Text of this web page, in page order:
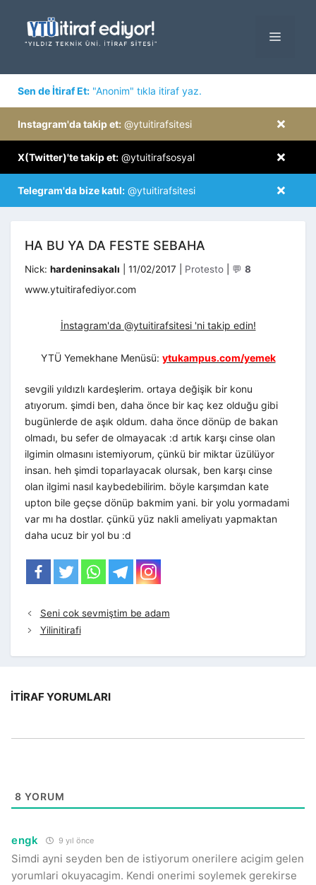
MENÜ
Sen de İtiraf Et: "Anonim" tıkla itiraf yaz.
×
Instagram'da takip et: @ytuitirafsitesi
×
X(Twitter)'te takip et: @ytuitirafsosyal
×
Telegram'da bize katıl: @ytuitirafsitesi
HA BU YA DA FESTE SEBAHA
Nick: hardeninsakalı 11/02/2017 Kategoriler
Protesto 💬 8
www.ytuitirafediyor.com
İnstagram'da @ytuitirafsitesi 'ni takip edin!
YTÜ Yemekhane Menüsü: ytukampus.com/yemek
sevgili yıldızlı kardeşlerim. ortaya değişik bir konu
atıyorum. şimdi ben, daha önce bir kaç kez olduğu gibi
bugünlerde de aşık oldum. daha önce dönüp de bakan
olmadı, bu sefer de olmayacak :d artık karşı cinse olan
ilgimin olmasını istemiyorum, çünkü bir miktar üzülüyor
insan. heh şimdi toparlayacak olursak, ben karşı cinse
olan ilgimi nasıl kaybedebilirim. böyle karşımdan kate
upton bile geçse dönüp bakmim yani. bir yolu yormadami
var mı ha dostlar. çünkü yüz nakli ameliyatı yapmaktan
daha ucuz bir yol bu :d
Seni cok sevmiştim be adam
Yilinitirafi
İTIRAF YORUMLARI
8 YORUM
engk 9 yıl önce
Simdi ayni seyden ben de istiyorum onerilere acigim gelen
yorumlari okuyacagim. Kendi onerimi soylemek gerekirse